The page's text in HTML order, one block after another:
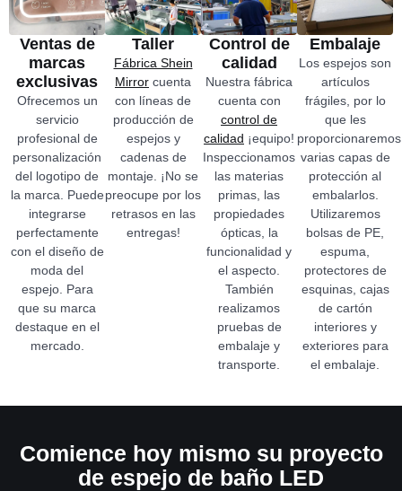
Ventas de
marcas
exclusivas
Ofrecemos un
servicio
profesional de
personalización
del logotipo de
la marca. Puede
integrarse
perfectamente
con el diseño de
moda del
espejo. Para
que su marca
destaque en el
mercado.
Taller
Fábrica Shein
Mirror cuenta
con líneas de
producción de
espejos y
cadenas de
montaje. ¡No se
preocupe por los
retrasos en las
entregas!
Control de
calidad
Nuestra fábrica
cuenta con
control de
calidad ¡equipo!
Inspeccionamos
las materias
primas, las
propiedades
ópticas, la
funcionalidad y
el aspecto.
También
realizamos
pruebas de
embalaje y
transporte.
Embalaje
Los espejos son
artículos
frágiles, por lo
que les
proporcionaremos
varias capas de
protección al
embalarlos.
Utilizaremos
bolsas de PE,
espuma,
protectores de
esquinas, cajas
de cartón
interiores y
exteriores para
el embalaje.
Comience hoy mismo su proyecto
de espejo de baño LED